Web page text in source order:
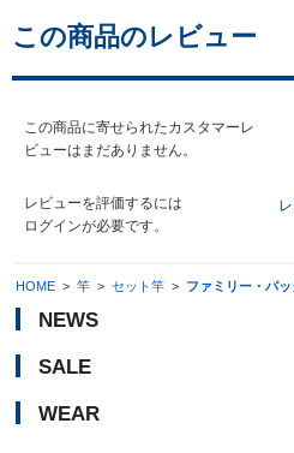
この商品のレビュー
この商品に寄せられたカスタマーレ
ビューはまだありません。
レビューを評価するには
ログインが必要です。
HOME > 竿 > セット竿 > ファミリー・パ
NEWS
SALE
WEAR